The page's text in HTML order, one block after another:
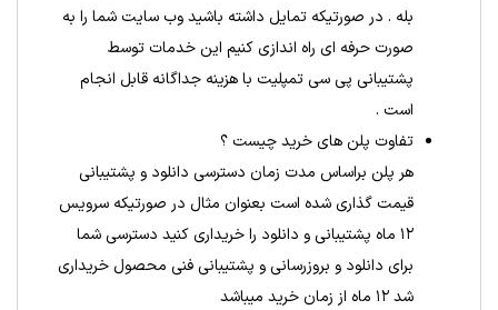
بله . در صورتیکه تمایل داشته باشید وب سایت شما را به
صورت حرفه ای راه اندازی کنیم این خدمات توسط
پشتیبانی پی سی تمپلیت با هزینه جداگانه قابل انجام
است .
تفاوت پلن های خرید چیست ؟
هر پلن براساس مدت زمان دسترسی دانلود و پشتیبانی
قیمت گذاری شده است بعنوان مثال در صورتیکه سرویس
۱۲ ماه پشتیبانی و دانلود را خریداری کنید دسترسی شما
برای دانلود و بروزرسانی و پشتیبانی فنی محصول خریداری
شد ۱۲ ماه از زمان خرید میباشد